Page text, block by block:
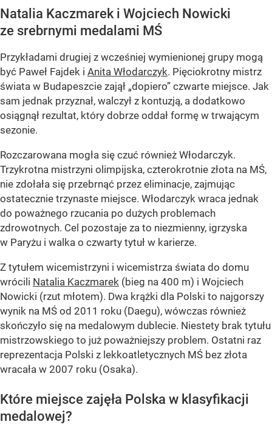
Natalia Kaczmarek i Wojciech Nowicki
ze srebrnymi medalami MŚ
Przykładami drugiej z wcześniej wymienionej grupy mogą
być Paweł Fajdek i Anita Włodarczyk. Pięciokrotny mistrz
świata w Budapeszcie zajął „dopiero” czwarte miejsce. Jak
sam jednak przyznał, walczył z kontuzją, a dodatkowo
osiągnął rezultat, który dobrze oddał formę w trwającym
sezonie.
Rozczarowana mogła się czuć również Włodarczyk.
Trzykrotna mistrzyni olimpijska, czterokrotnie złota na MŚ,
nie zdołała się przebrnąć przez eliminacje, zajmując
ostatecznie trzynaste miejsce. Włodarczyk wraca jednak
do poważnego rzucania po dużych problemach
zdrowotnych. Cel pozostaje za to niezmienny, igrzyska
w Paryżu i walka o czwarty tytuł w karierze.
Z tytułem wicemistrzyni i wicemistrza świata do domu
wrócili Natalia Kaczmarek (bieg na 400 m) i Wojciech
Nowicki (rzut młotem). Dwa krążki dla Polski to najgorszy
wynik na MŚ od 2011 roku (Daegu), wówczas również
skończyło się na medalowym dublecie. Niestety brak tytułu
mistrzowskiego to już poważniejszy problem. Ostatni raz
reprezentacja Polski z lekkoatletycznych MŚ bez złota
wracała w 2007 roku (Osaka).
Które miejsce zajęła Polska w klasyfikacji
medalowej?